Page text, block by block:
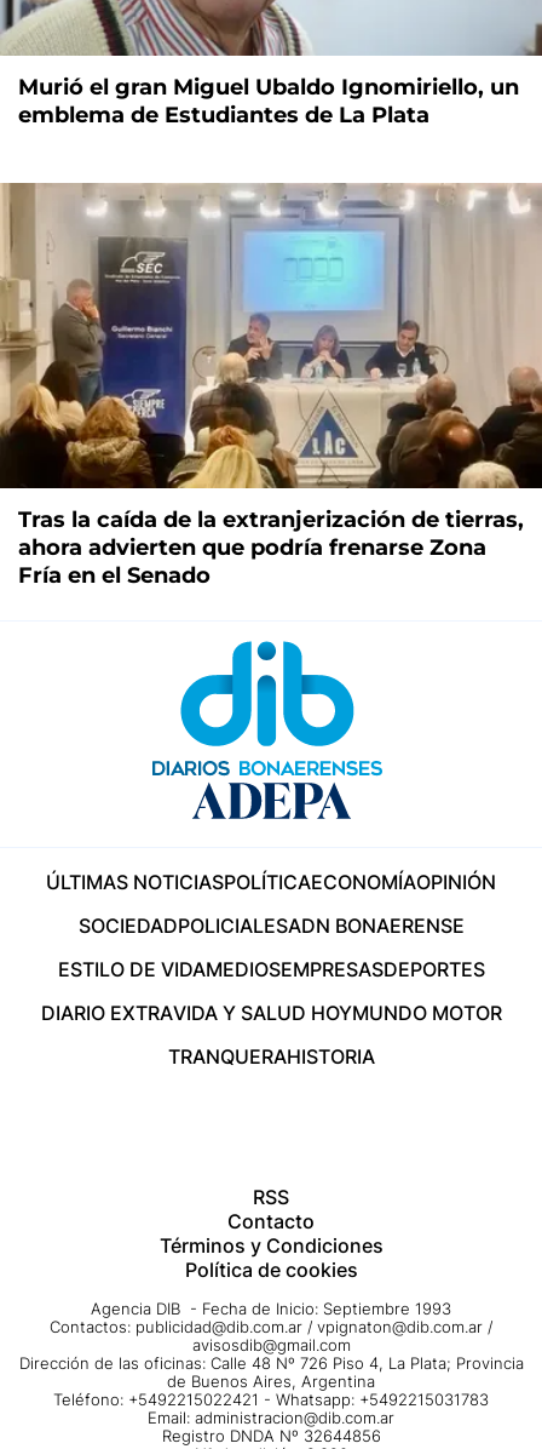
Murió el gran Miguel Ubaldo Ignomiriello, un
emblema de Estudiantes de La Plata
Tras la caída de la extranjerización de tierras,
ahora advierten que podría frenarse Zona
Fría en el Senado
ÚLTIMAS NOTICIASPOLÍTICAECONOMÍAOPINIÓN
SOCIEDADPOLICIALESADN BONAERENSE
ESTILO DE VIDAMEDIOSEMPRESASDEPORTES
DIARIO EXTRAVIDA Y SALUD HOYMUNDO MOTOR
TRANQUERAHISTORIA
RSS
Contacto
Términos y Condiciones
Política de cookies
Agencia DIB - Fecha de Inicio: Septiembre 1993
Contactos: publicidad@dib.com.ar / vpignaton@dib.com.ar /
avisosdib@gmail.com
Dirección de las oficinas: Calle 48 Nº 726 Piso 4, La Plata; Provincia
de Buenos Aires, Argentina
Teléfono: +5492215022421 - Whatsapp: +5492215031783
Email: administracion@dib.com.ar
Registro DNDA Nº 32644856